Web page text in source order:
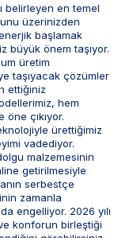
belirleyen en temel
üzerinizden
başlamak
büyük önem taşıyor.
üretim
taşıyacak çözümler
ettiğiniz
hem
çıkıyor.
ürettiğimiz
vadediyor.
malzemesinin
getirilmesiyle
serbestçe
zamanla
engelliyor. 2026 yılı
konforun birleştiği